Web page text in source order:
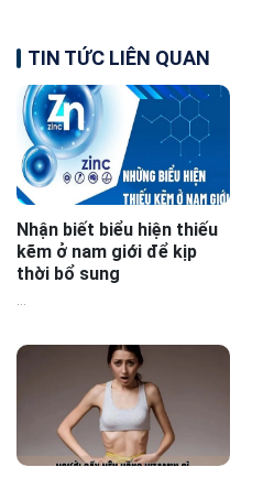
TIN TỨC LIÊN QUAN
Nhận biết biểu hiện thiếu
kẽm ở nam giới để kịp
thời bổ sung
...